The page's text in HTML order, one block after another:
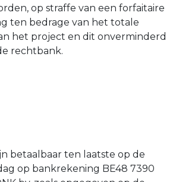
op straffe van een forfaitaire
ten bedrage van het totale
het project en dit onverminderd
rechtbank.
betaalbaar ten laatste op de
op bankrekening BE48 7390